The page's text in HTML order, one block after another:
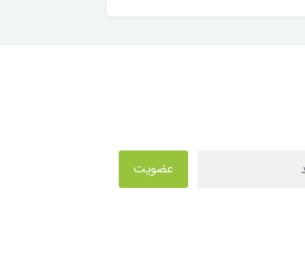
عضویت